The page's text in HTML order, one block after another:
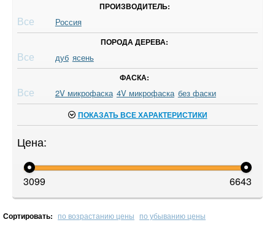
ПРОИЗВОДИТЕЛЬ:
Все Россия
ПОРОДА ДЕРЕВА:
Все дуб ясень
ФАСКА:
Все 2V микрофаска 4V микрофаска без фаски
ПОКАЗАТЬ ВСЕ ХАРАКТЕРИСТИКИ
Цена:
3099 6643
Сортировать: по возрастанию цены по убыванию цены